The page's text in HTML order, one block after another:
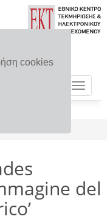
cookies
Toggle
del